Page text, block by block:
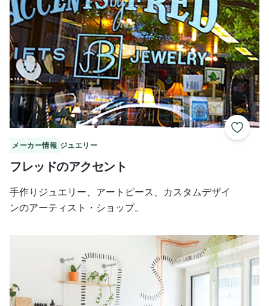
お気に
メーカー情報 ジュエリー
フレッドのアクセント
手作りジュエリー、アートピース、カスタムデザイ
ンのアーティスト・ショップ。